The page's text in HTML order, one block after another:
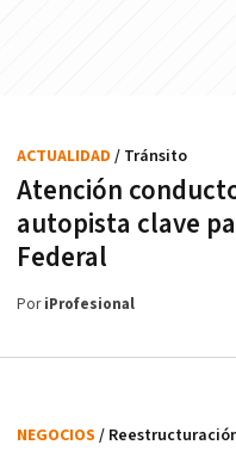
Atención
autopista clave
Federal
ACTUALIDAD / Tránsito
PoriProfesional
NEGOCIOS /